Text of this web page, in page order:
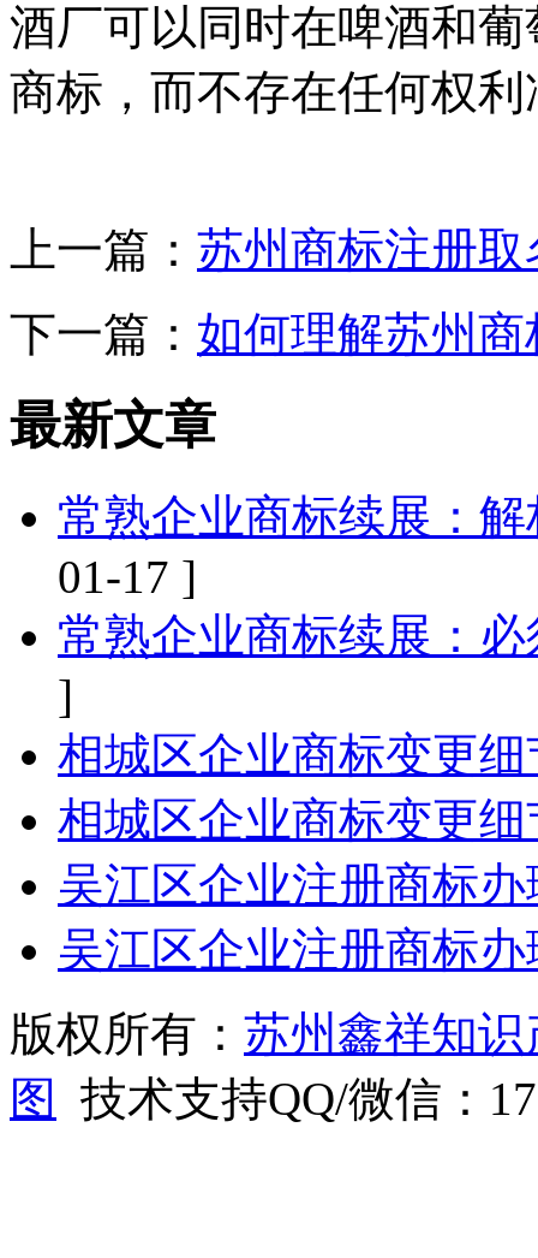
酒厂可以同时在啤酒和
商标，而不存在任何权利
上一篇： 苏州商标注册
下一篇： 如何理解苏州
最新文章
常熟企业商标续展：
01-17 ]
常熟企业商标续展：
]
相城区企业商标变更
相城区企业商标变更
吴江区企业注册商标
吴江区企业注册商标
版权所有： 苏州鑫祥知
图
技术支持QQ/微信：